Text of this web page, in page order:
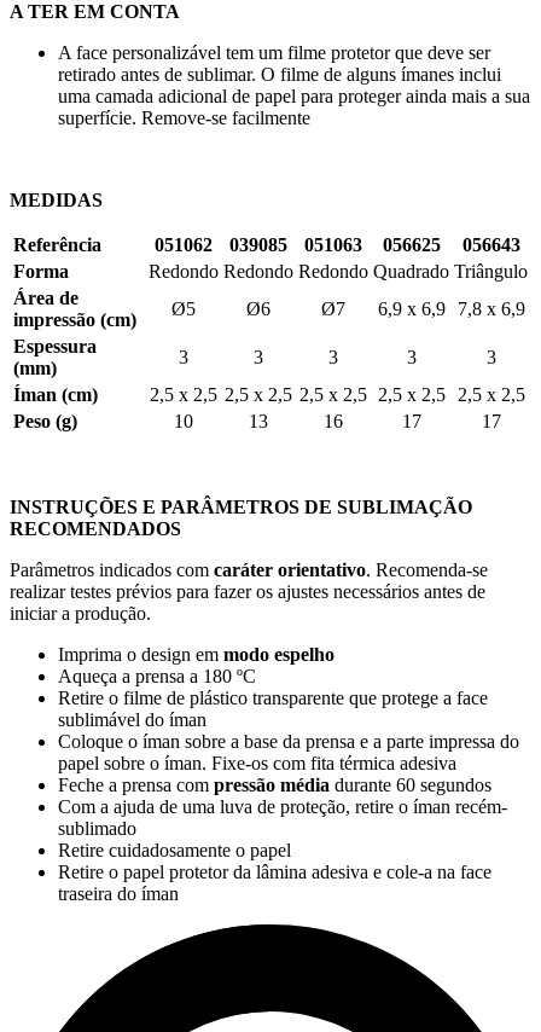
A TER EM CONTA
A face personalizável tem um filme protetor que deve ser
retirado antes de sublimar. O filme de alguns ímanes inclui
uma camada adicional de papel para proteger ainda mais a sua
superfície. Remove-se facilmente
MEDIDAS
Referência 051062 039085 051063 056625
056643
Forma
Redondo Redondo Redondo Quadrado Triângulo
Área de
impressão (cm)
Ø5 Ø6 Ø7 6,9 x 6,9
7,8 x 6,9
Espessura
(mm)
3 3 3 3
3
Íman (cm)
2,5 x 2,5 2,5 x 2,5 2,5 x 2,5 2,5 x 2,5
2,5 x 2,5
Peso (g)
10 13 16 17 17
INSTRUÇÕES E PARÂMETROS DE SUBLIMAÇÃO
RECOMENDADOS
Parâmetros indicados com caráter orientativo. Recomenda-se
realizar testes prévios para fazer os ajustes necessários antes de
iniciar a produção.
Imprima o design em modo espelho
Aqueça a prensa a 180 ºC
Retire o filme de plástico transparente que protege a face
sublimável do íman
Coloque o íman sobre a base da prensa e a parte impressa do
papel sobre o íman. Fixe-os com fita térmica adesiva
Feche a prensa com pressão média durante 60 segundos
Com a ajuda de uma luva de proteção, retire o íman recém-
sublimado
Retire cuidadosamente o papel
Retire o papel protetor da lâmina adesiva e cole-a na face
traseira do íman